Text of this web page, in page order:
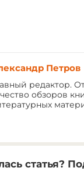
Петров
редактор.
обзоров
статья?